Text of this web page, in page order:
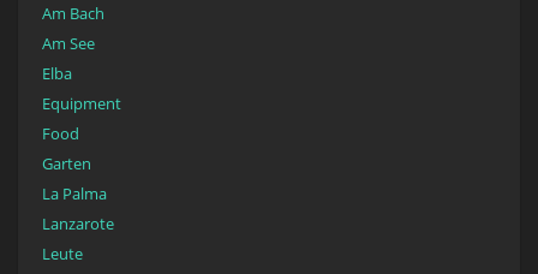
Am Bach
Am See
Elba
Equipment
Food
Garten
La Palma
Lanzarote
Leute